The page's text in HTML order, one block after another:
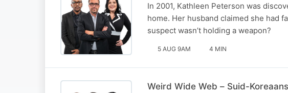
In 2001, Kathleen Peterson was
home. Her husband claimed she had
suspect wasn’t holding a weapon?
5 AUG 9AM 4 MIN
Weird Wide Web – Suid-